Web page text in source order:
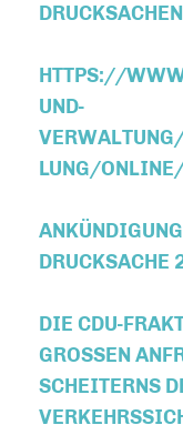
HTTPS://
UND-
LUNG/
DIE CDU-
GROSSEN
CHEITERNS